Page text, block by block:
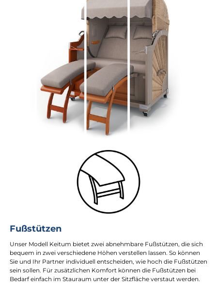
Fußstützen
Unser Modell Keitum bietet zwei abnehmbare Fußstützen, die sich
bequem in zwei verschiedene Höhen verstellen lassen. So können
Sie und Ihr Partner individuell entscheiden, wie hoch die Fußstützen
sein sollen. Für zusätzlichen Komfort können die Fußstützen bei
Bedarf einfach im Stauraum unter der Sitzfläche verstaut werden.